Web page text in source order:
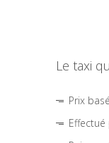
Le taxi
Prix